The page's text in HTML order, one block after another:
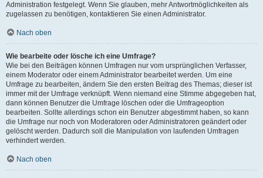
Administration festgelegt. Wenn Sie glauben, mehr Antwortmöglichkeiten als
zugelassen zu benötigen, kontaktieren Sie einen Administrator.
Nach oben
Wie bearbeite oder lösche ich eine Umfrage?
Wie bei den Beiträgen können Umfragen nur vom ursprünglichen Verfasser,
einem Moderator oder einem Administrator bearbeitet werden. Um eine
Umfrage zu bearbeiten, ändern Sie den ersten Beitrag des Themas; dieser ist
immer mit der Umfrage verknüpft. Wenn niemand eine Stimme abgegeben hat,
dann können Benutzer die Umfrage löschen oder die Umfrageoption
bearbeiten. Sollte allerdings schon ein Benutzer abgestimmt haben, so kann
die Umfrage nur noch von Moderatoren oder Administratoren geändert oder
gelöscht werden. Dadurch soll die Manipulation von laufenden Umfragen
verhindert werden.
Nach oben